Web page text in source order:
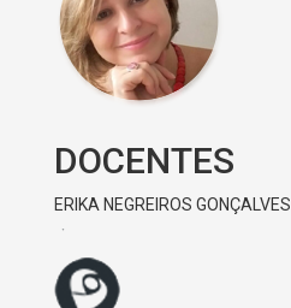
DOCENTES
ERIKA NEGREIROS GONÇALVES